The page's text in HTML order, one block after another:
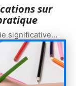
sur
significative…